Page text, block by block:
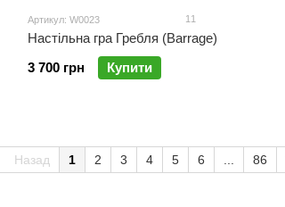
Артикул: W0023 11
Настільна гра Гребля (Barrage)
3 700 грн
Купити
Назад 1 2 3 4 5 6 86